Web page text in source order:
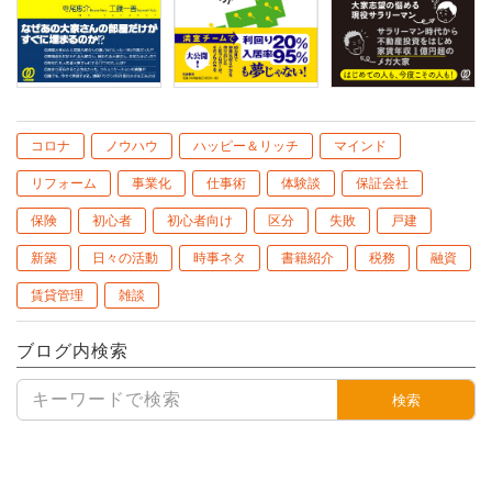
コロナ ノウハウ ハッピー＆リッチ マインド
リフォーム 事業化 仕事術 体験談 保証会社
保険 初心者 初心者向け 区分 失敗 戸建
新築 日々の活動 時事ネタ 書籍紹介 税務 融資
賃貸管理 雑談
ブログ内検索
検索